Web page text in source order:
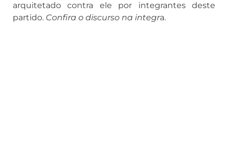
arquitetado contra ele por integrantes deste
partido. Confira o discurso na integra.